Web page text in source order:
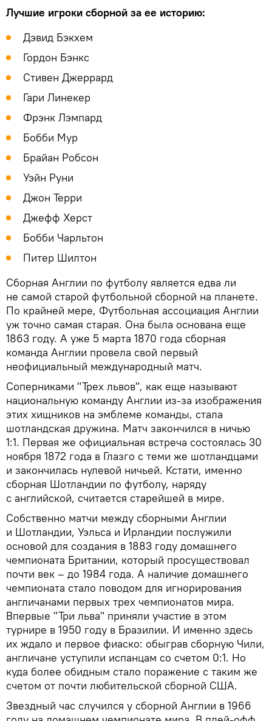
Лучшие игроки сборной за ее историю:
Дэвид Бэкхем
Гордон Бэнкс
Стивен Джеррард
Гари Линекер
Фрэнк Лэмпард
Бобби Мур
Брайан Робсон
Уэйн Руни
Джон Терри
Джефф Херст
Бобби Чарльтон
Питер Шилтон
Сборная Англии по футболу является едва ли
не самой старой футбольной сборной на планете.
По крайней мере, Футбольная ассоциация Англии
уж точно самая старая. Она была основана еще
1863 году. А уже 5 марта 1870 года сборная
команда Англии провела свой первый
неофициальный международный матч.
Соперниками "Трех львов", как еще называют
национальную команду Англии из-за изображения
этих хищников на эмблеме команды, стала
шотландская дружина. Матч закончился в ничью
1:1. Первая же официальная встреча состоялась 30
ноября 1872 года в Глазго с теми же шотландцами
и закончилась нулевой ничьей. Кстати, именно
сборная Шотландии по футболу, наряду
с английской, считается старейшей в мире.
Собственно матчи между сборными Англии
и Шотландии, Уэльса и Ирландии послужили
основой для создания в 1883 году домашнего
чемпионата Британии, который просуществовал
почти век – до 1984 года. А наличие домашнего
чемпионата стало поводом для игнорирования
англичанами первых трех чемпионатов мира.
Впервые "Три льва" приняли участие в этом
турнире в 1950 году в Бразилии. И именно здесь
их ждало и первое фиаско: обыграв сборную Чили,
англичане уступили испанцам со счетом 0:1. Но
куда более обидным стало поражение с таким же
счетом от почти любительской сборной США.
Звездный час случился у сборной Англии в 1966